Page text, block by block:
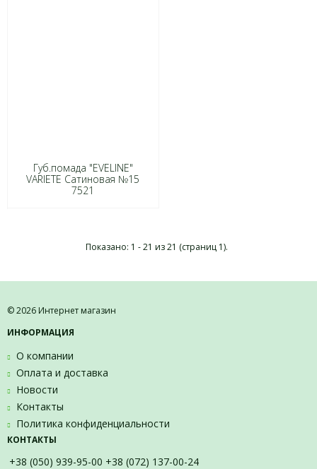
Губ.помада "EVELINE"
VARIETE Сатиновая №15
7521
Показано: 1 - 21 из 21 (страниц 1).
© 2026 Интернет магазин
ИНФОРМАЦИЯ
О компании
Оплата и доставка
Новости
Контакты
Политика конфиденциальности
КОНТАКТЫ
+38 (050) 939-95-00 +38 (072) 137-00-24